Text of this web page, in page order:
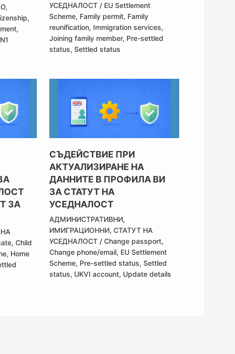
,
,
,
УСЕДНАЛОСТ/ EU Settlement
Scheme, Family permit, Family
reunification, Immigration services,
Joining family member, Pre-settled
status, Settled status
ЗА
, Child
, Home
СЪДЕЙСТВИЕ ПРИ
АКТУАЛИЗИРАНЕ НА
ДАННИТЕ В ПРОФИЛА ВИ
ЗА СТАТУТ НА
УСЕДНАЛОСТ
АДМИНИСТРАТИВНИ,
ИМИГРАЦИОННИ, СТАТУТ НА
УСЕДНАЛОСТ/ Change passport,
Change phone/email, EU Settlement
Scheme, Pre-settled status, Settled
status, UKVI account, Update details